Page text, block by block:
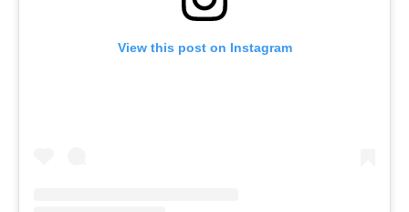
View this post on Instagram